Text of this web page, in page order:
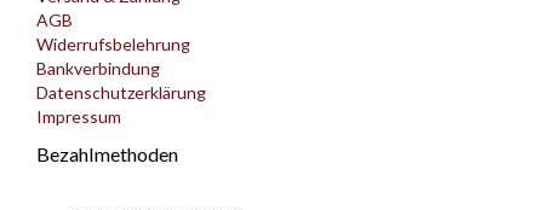
AGB
Widerrufsbelehrung
Bankverbindung
Datenschutzerklärung
Impressum
Bezahlmethoden